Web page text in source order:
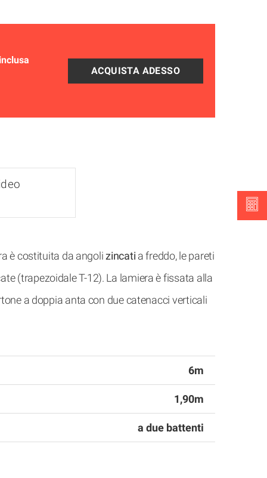
è costituita da angolizincati a freddo, le pareti
(trapezoidale T-12). La lamiera è fissata alla
a doppia anta con due catenacci verticali
6m
1,90m
a due battenti